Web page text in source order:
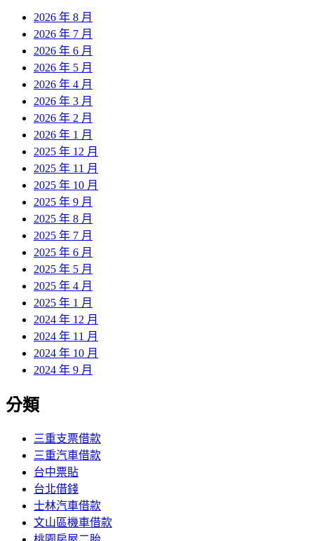
2026 年 8 月
2026 年 7 月
2026 年 6 月
2026 年 5 月
2026 年 4 月
2026 年 3 月
2026 年 2 月
2026 年 1 月
2025 年 12 月
2025 年 11 月
2025 年 10 月
2025 年 9 月
2025 年 8 月
2025 年 7 月
2025 年 6 月
2025 年 5 月
2025 年 4 月
2025 年 1 月
2024 年 12 月
2024 年 11 月
2024 年 10 月
2024 年 9 月
分類
三重支票借款
三重汽車借款
台中票貼
台北借錢
士林汽車借款
文山區機車借款